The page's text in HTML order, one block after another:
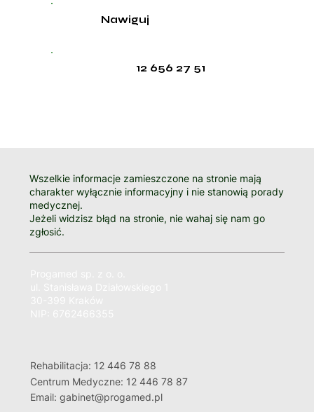
12 656 27 51
Nawiguj
Wszelkie informacje zamieszczone na stronie mają
charakter wyłącznie informacyjny i nie stanowią porady
medycznej.
Jeżeli widzisz błąd na stronie, nie wahaj się nam go
zgłosić.
Rehabilitacja: 12 446 78 88
Centrum Medyczne: 12 446 78 87
Email: gabinet@progamed.pl